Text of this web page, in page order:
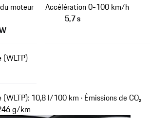
moteur
Accélération 0-100 km/h
5,7 s
(WLTP)
10,8 l/100 km · Émissions de CO₂
g/km